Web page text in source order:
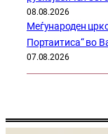
08.08.2026
Меѓународен
Портаитиса“ во
07.08.2026